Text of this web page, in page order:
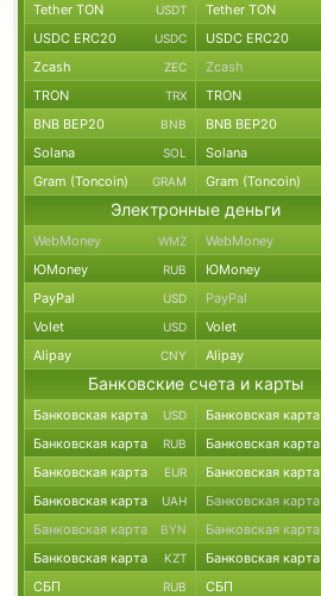
Tether TON USDT Tether TON
USDC ERC20 USDC USDC ERC20
Zcash ZEC Zcash
TRON TRX TRON
BNB BEP20 BNB BNB BEP20
Solana SOL Solana
Gram (Toncoin) GRAM Gram (Toncoin)
Электронные деньги
WebMoney WMZ WebMoney
ЮMoney RUB ЮMoney
PayPal USD PayPal
Volet USD Volet
Alipay CNY Alipay
Банковские счета и карты
Банковская карта USD Банковская карта
Банковская карта RUB Банковская карта
Банковская карта EUR Банковская карта
Банковская карта UAH Банковская карта
Банковская карта BYN Банковская карта
Банковская карта KZT Банковская карта
СБП RUB СБП